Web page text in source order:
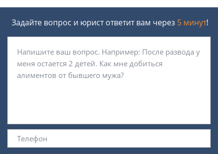
Задайте вопрос и юрист ответит вам через 5 минут!